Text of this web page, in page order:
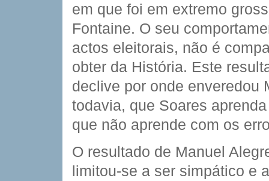
em que foi em extremo
Fontaine. O seu
actos eleitorais, não é
obter da História. Este
declive por onde enveredou
todavia, que Soares
que não aprende com os
O resultado de Manuel
limitou-se a ser simpático e